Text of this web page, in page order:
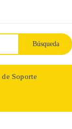
Búsqueda
Soporte